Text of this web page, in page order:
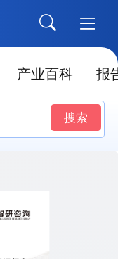
产业百科 报
搜索